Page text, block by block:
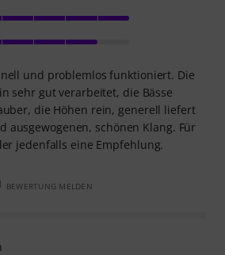
und problemlos funktioniert. Die
sehr gut verarbeitet, die Bässe
die Höhen rein, generell liefert
ausgewogenen, schönen Klang. Für
jedenfalls eine Empfehlung.
BEWERTUNG MELDEN